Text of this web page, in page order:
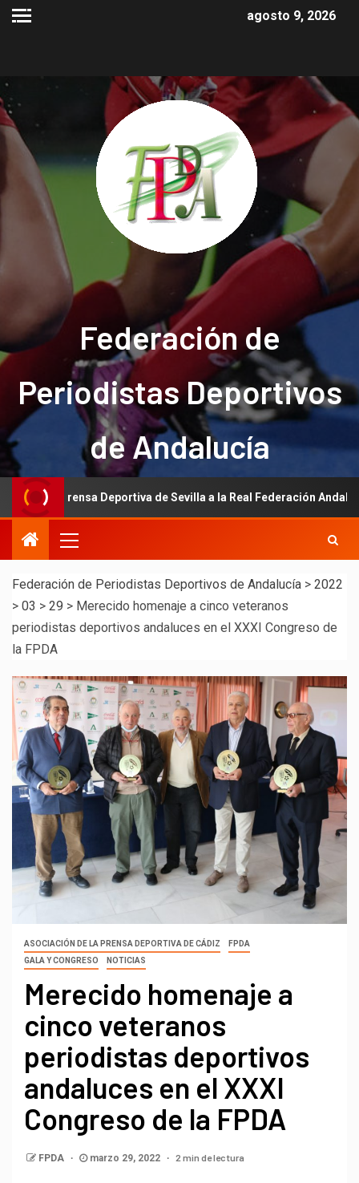
agosto 9, 2026
Federación de
Periodistas Deportivos
de Andalucía
Deportiva de Sevilla a la Real Federación Andaluza de
Federación de Periodistas Deportivos de Andalucía > 2022
> 03 > 29 > Merecido homenaje a cinco veteranos
periodistas deportivos andaluces en el XXXI Congreso de
la FPDA
ASOCIACIÓN DE LA PRENSA DEPORTIVA DE CÁDIZ
FPDA
GALA Y CONGRESO
NOTICIAS
Merecido homenaje a
cinco veteranos
periodistas deportivos
andaluces en el XXXI
Congreso de la FPDA
FPDA marzo 29, 2022 2 min de lectura